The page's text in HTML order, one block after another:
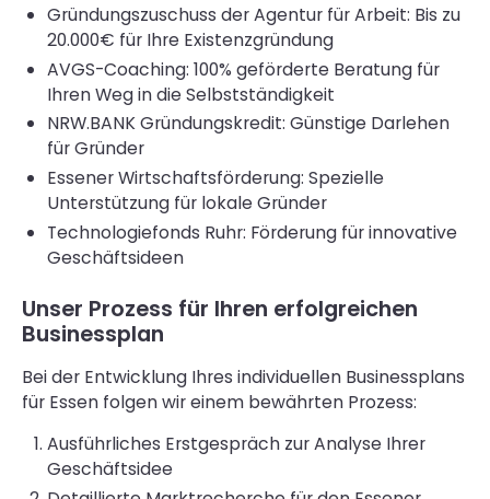
Gründungszuschuss der Agentur für Arbeit: Bis zu
20.000€ für Ihre Existenzgründung
AVGS-Coaching: 100% geförderte Beratung für
Ihren Weg in die Selbstständigkeit
NRW.BANK Gründungskredit: Günstige Darlehen
für Gründer
Essener Wirtschaftsförderung: Spezielle
Unterstützung für lokale Gründer
Technologiefonds Ruhr: Förderung für innovative
Geschäftsideen
Unser Prozess für Ihren erfolgreichen
Businessplan
Bei der Entwicklung Ihres individuellen Businessplans
für Essen folgen wir einem bewährten Prozess:
Ausführliches Erstgespräch zur Analyse Ihrer
Geschäftsidee